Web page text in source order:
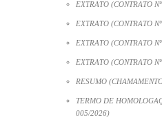
EXTRATO (CONTRATO
EXTRATO (CONTRATO
EXTRATO (CONTRATO
EXTRATO (CONTRATO
RESUMO
TERMO DE
005/2026)